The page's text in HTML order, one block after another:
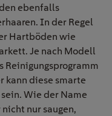
ebenfalls
In der Regel
Hartböden wie
Je nach Modell
Reinigungsprogramm
kann diese smarte
Wie der Name
nur saugen,